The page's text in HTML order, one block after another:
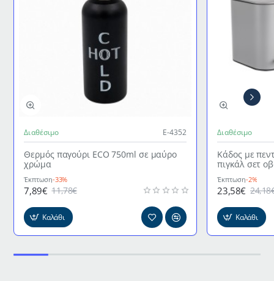
Διαθέσιμο Ε-4352
Θερμός παγούρι ECO 750ml σε μαύρο
χρώμα
Έκπτωση-33%
7,89€ 11,78€
Καλάθι
Διαθέσιμο
Κάδος με
πιγκάλ σετ
Έκπτωση-2%
23,58€
Καλάθι